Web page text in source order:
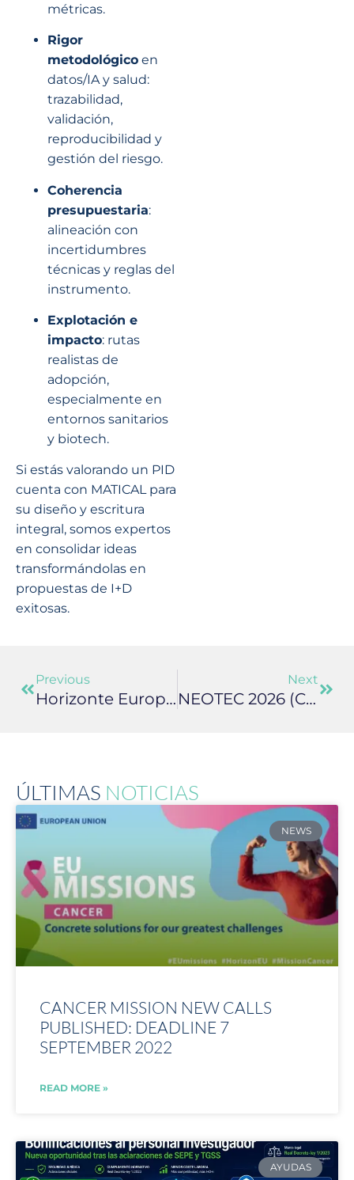
métricas.
Rigor
metodológico en
datos/IA y salud:
trazabilidad,
validación,
reproducibilidad y
gestión del riesgo.
Coherencia
presupuestaria:
alineación con
incertidumbres
técnicas y reglas del
instrumento.
Explotación e
impacto: rutas
realistas de
adopción,
especialmente en
entornos sanitarios
y biotech.
Si estás valorando un PID
cuenta con MATICAL para
su diseño y escritura
integral, somos expertos
en consolidar ideas
transformándolas en
propuestas de I+D
exitosas.
Previous
Horizonte Europa 2026–2027: Qué Cambia, Qué Se Mantiene Y Qué Necesitan Saber Realmente Los Solicitantes
Next
NEOTEC 2026 (CDTI): Adelantado A Marzo
ÚLTIMAS NOTICIAS
NEWS
CANCER MISSION NEW CALLS
PUBLISHED: DEADLINE 7
SEPTEMBER 2022
READ MORE »
AYUDAS